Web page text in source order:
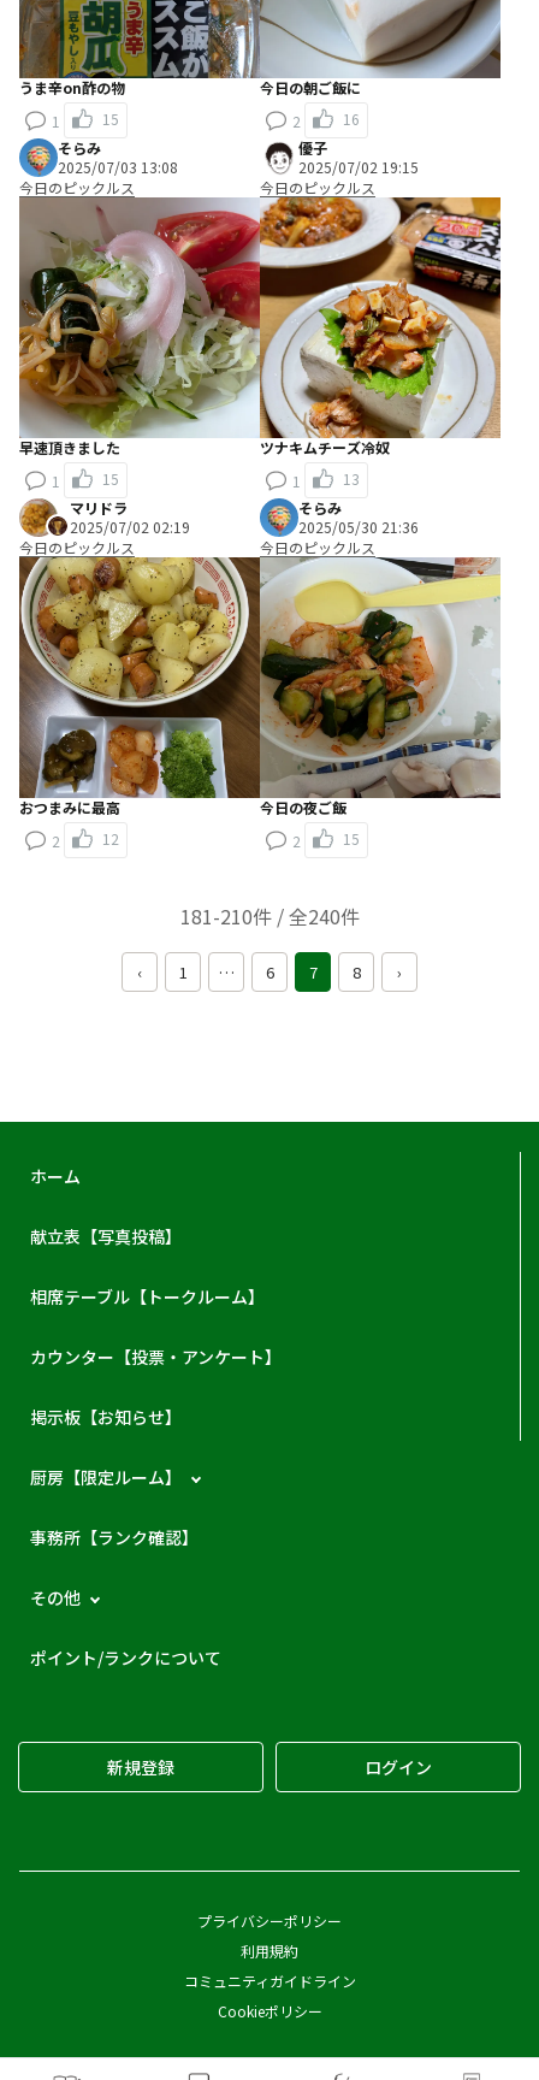
うま辛on酢の物
1
15
今日の朝ご飯に
2
16
そらみ
2025/07/03 13:08
今日のピックルス
早速頂きました
1
15
優子
2025/07/02 19:15
今日のピックルス
ツナキムチーズ冷奴
1
13
マリドラ
2025/07/02 02:19
今日のピックルス
おつまみに最高
2
12
そらみ
2025/05/30 21:36
今日のピックルス
今日の夜ご飯
2
15
181-210件 / 全240件
‹ 1 … 6 7 8 ›
ホーム
献立表【写真投稿】
相席テーブル【トークルーム】
カウンター【投票・アンケート】
掲示板【お知らせ】
厨房【限定ルーム】
事務所【ランク確認】
その他
ポイント/ランクについて
新規登録 ログイン
プライバシーポリシー
利用規約
コミュニティガイドライン
Cookieポリシー